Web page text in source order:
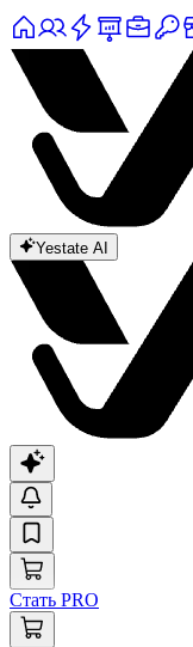
Yestate AI
Стать PRO